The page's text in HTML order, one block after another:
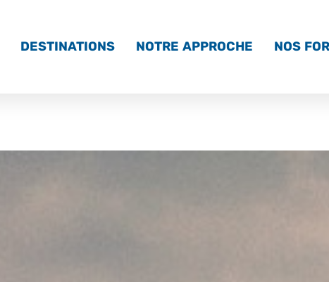
DESTINATIONS NOTRE APPROCHE NOS